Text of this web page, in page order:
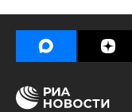
Национальная